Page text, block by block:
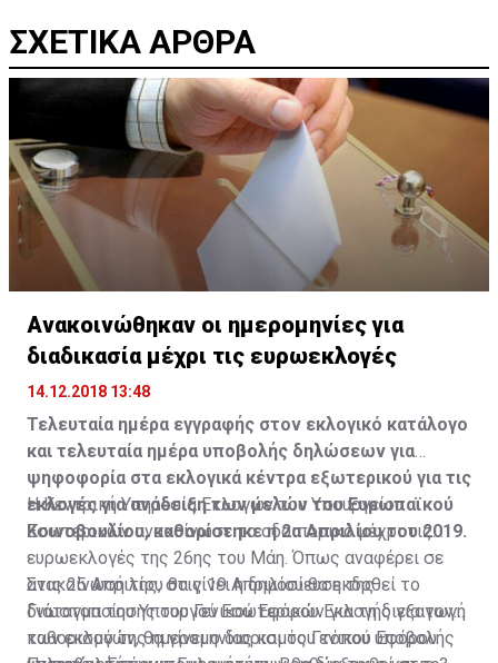
ΣΧΕΤΙΚΑ ΑΡΘΡΑ
Ανακοινώθηκαν οι ημερομηνίες για
διαδικασία μέχρι τις ευρωεκλογές
14.12.2018 13:48
Τελευταία ημέρα εγγραφής στον εκλογικό κατάλογο
και τελευταία ημέρα υποβολής δηλώσεων για
ψηφοφορία στα εκλογικά κέντρα εξωτερικού για τις
εκλογές για ανάδειξη των μελών του Ευρωπαϊκού
Κοινοβουλίου, καθορίστηκε η 2α Απριλίου του 2019.
Η Κεντρική Υπηρεσία Εκλογών του Υπουργείου
Εσωτερικών ανακοίνωσε το οδοιπορικό μέχρι τις
ευρωεκλογές της 26ης του Μάη. Όπως αναφέρει σε
ανακοίνωσή της, στις 19 Απριλίου θα εκδοθεί το
διάταγμα του Υπουργού Εσωτερικών για τη διεξαγωγή
των εκλογών, θα γίνει ο διορισμός Γενικού Εφόρου
Στις 25 Απριλίου θα γίνει η δημοσίευση της
Γνωστοποίησης του Γενικού Εφόρου Εκλογής για τον
καθορισμό της ημερομηνίας και του τόπου υποβολής